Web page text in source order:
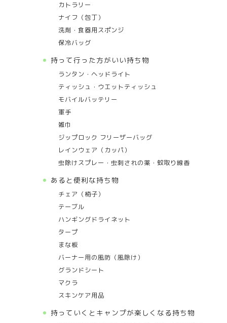
カトラリー
ナイフ（包丁）
洗剤・食器用スポンジ
保冷バッグ
持って行った方がいい持ち物
ランタン・ヘッドライト
ティッシュ・ウエットティッシュ
モバイルバッテリー
軍手
雑巾
ジップロック フリーザーバッグ
レインウェア（カッパ）
虫除けスプレー・虫刺されの薬・蚊取り線香
あると便利な持ち物
チェア（椅子）
テーブル
ハンギングドライネット
タープ
まな板
バーナー用の風防（風除け）
グランドシート
マクラ
スキンケア用品
持っていくとキャンプが楽しくなる持ち物